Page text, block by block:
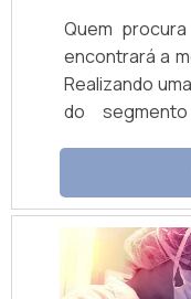
Quem
encontrará a
Realizando
do
OUTRAS
PARA TINTAS Se alguém quer
umectante
altamente
Atuando